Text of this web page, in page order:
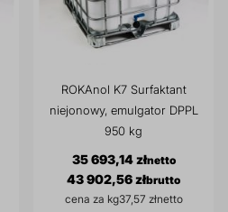
ROKAnol K7 Surfaktant
niejonowy, emulgator DPPL
950 kg
43 902,56 zł
35 693,14 zł
cena za kg37,57 zł